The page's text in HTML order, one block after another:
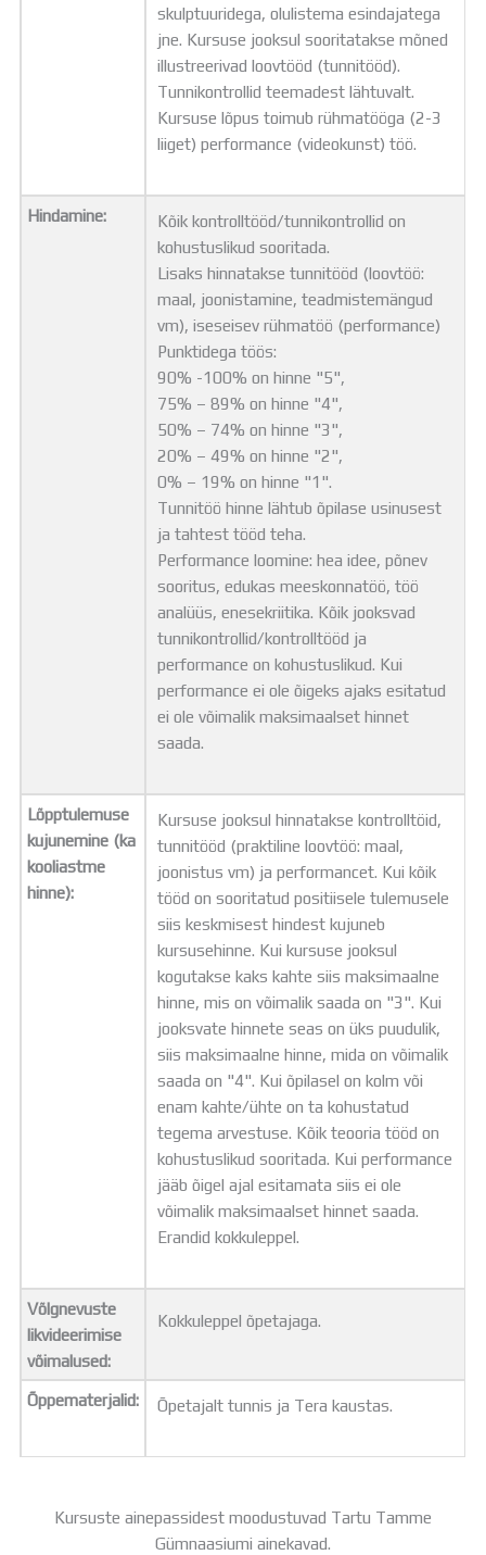
skulptuuridega, olulistema esindajatega
jne. Kursuse jooksul sooritatakse mõned
illustreerivad loovtööd (tunnitööd).
Tunnikontrollid teemadest lähtuvalt.
Kursuse lõpus toimub rühmatööga (2-3
liiget) performance (videokunst) töö.
Hindamine:
Kõik kontrolltööd/tunnikontrollid on
kohustuslikud sooritada.
Lisaks hinnatakse tunnitööd (loovtöö:
maal, joonistamine, teadmistemängud
vm), iseseisev rühmatöö (performance)
Punktidega töös:
90%­ -100% on hinne "5",
75% – ­89% on hinne "4",
50% – ­74% on hinne "3",
20% – ­49% on hinne "2",
0%­ – 19% on hinne "1".
Tunnitöö hinne lähtub õpilase usinusest
ja tahtest tööd teha.
Performance loomine: hea idee, põnev
sooritus, edukas meeskonnatöö, töö
analüüs, enesekriitika. Kõik jooksvad
tunnikontrollid/kontrolltööd ja
performance on kohustuslikud. Kui
performance ei ole õigeks ajaks esitatud
ei ole võimalik maksimaalset hinnet
saada.
Lõpptulemuse
kujunemine (ka
kooliastme
hinne):
Kursuse jooksul hinnatakse kontrolltöid,
tunnitööd (praktiline loovtöö: maal,
joonistus vm) ja performancet. Kui kõik
tööd on sooritatud positiisele tulemusele
siis keskmisest hindest kujuneb
kursusehinne. Kui kursuse jooksul
kogutakse kaks kahte siis maksimaalne
hinne, mis on võimalik saada on "3". Kui
jooksvate hinnete seas on üks puudulik,
siis maksimaalne hinne, mida on võimalik
saada on "4". Kui õpilasel on kolm või
enam kahte/ühte on ta kohustatud
tegema arvestuse. Kõik teooria tööd on
kohustuslikud sooritada. Kui performance
jääb õigel ajal esitamata siis ei ole
võimalik maksimaalset hinnet saada.
Erandid kokkuleppel.
Võlgnevuste
likvideerimise
võimalused:
Kokkuleppel õpetajaga.
Õppematerjalid: Õpetajalt tunnis ja Tera kaustas.
Kursuste ainepassidest moodustuvad Tartu Tamme
Gümnaasiumi ainekavad.